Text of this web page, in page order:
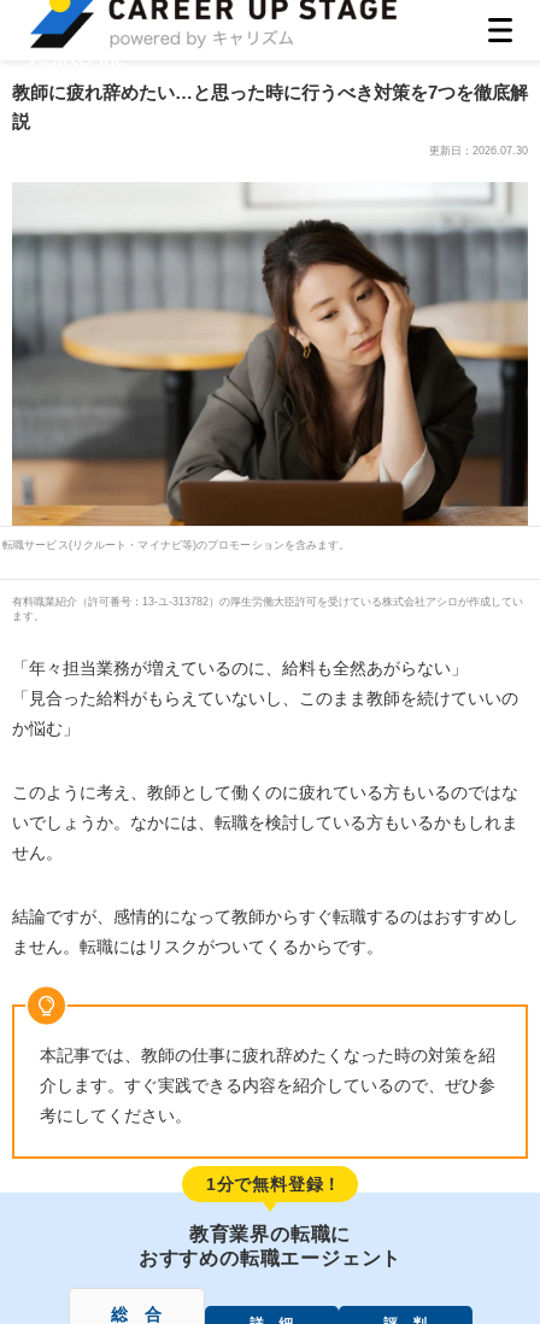
教師に疲れ辞めたい…と思った時に行うべき対策を7つを徹底解
説
更新日：2026.07.30
転職サービス(リクルート・マイナビ等)のプロモーションを含みます。
有料職業紹介（許可番号：13-ユ-313782）の厚生労働大臣許可を受けている株式会社アシロが作成してい
ます。
「年々担当業務が増えているのに、給料も全然あがらない」
「見合った給料がもらえていないし、このまま教師を続けていいの
か悩む」
このように考え、教師として働くのに疲れている方もいるのではな
いでしょうか。なかには、転職を検討している方もいるかもしれま
せん。
結論ですが、感情的になって教師からすぐ転職するのはおすすめし
ません。転職にはリスクがついてくるからです。
本記事では、教師の仕事に疲れ辞めたくなった時の対策を紹
介します。すぐ実践できる内容を紹介しているので、ぜひ参
考にしてください。
1分で無料登録！
教育業界の転職に
おすすめの転職エージェント
総 合